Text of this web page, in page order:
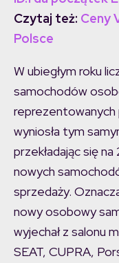
Czytaj też: Ceny
Polsce
W ubiegłym roku
samochodów
reprezentowanych
wyniosła tym
przekładając się
nowych
sprzedaży.
nowy osobowy
wyjechał z salonu
SEAT, CUPRA,